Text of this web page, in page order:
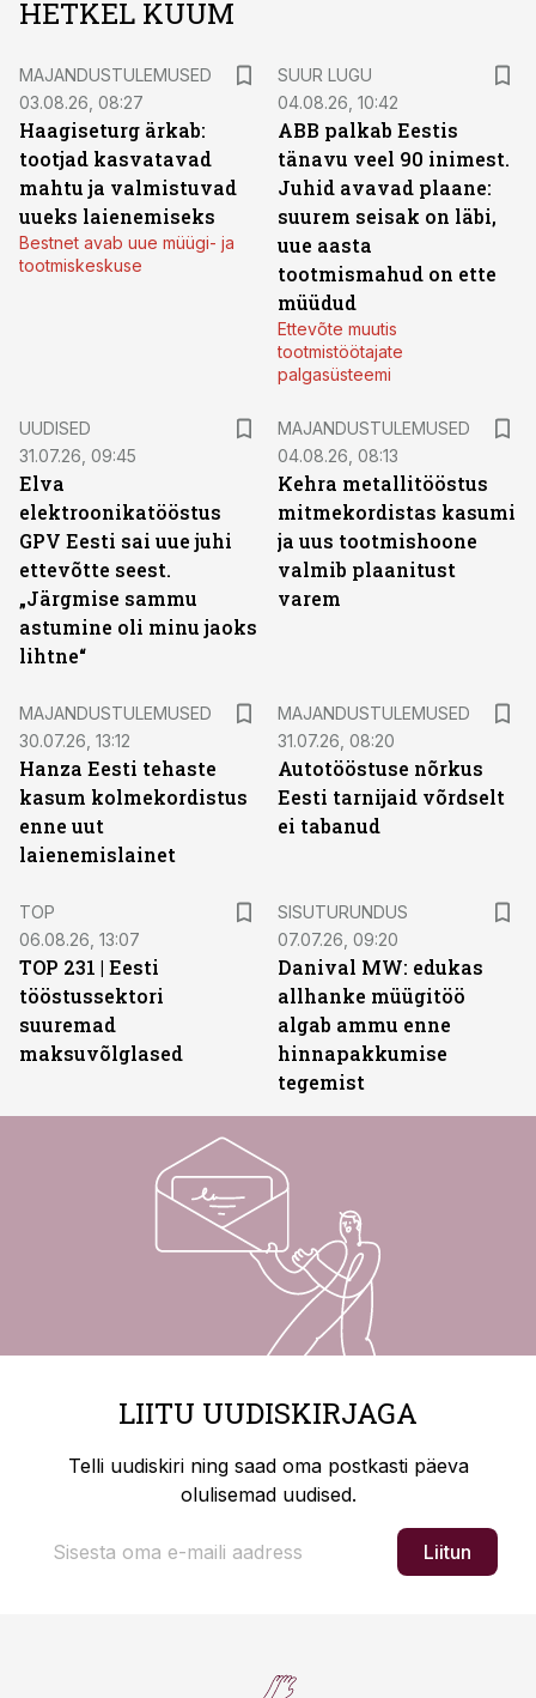
HETKEL KUUM
MAJANDUSTULEMUSED
03.08.26, 08:27
Haagiseturg ärkab:
tootjad kasvatavad
mahtu ja valmistuvad
uueks laienemiseks
Bestnet avab uue müügi- ja
tootmiskeskuse
SUUR LUGU
04.08.26, 10:42
ABB palkab Eestis
tänavu veel 90 inimest.
Juhid avavad plaane:
suurem seisak on läbi,
uue aasta
tootmismahud on ette
müüdud
Ettevõte muutis
tootmistöötajate
palgasüsteemi
UUDISED
31.07.26, 09:45
Elva
elektroonikatööstus
GPV Eesti sai uue juhi
ettevõtte seest.
„Järgmise sammu
astumine oli minu jaoks
lihtne“
MAJANDUSTULEMUSED
04.08.26, 08:13
Kehra metallitööstus
mitmekordistas kasumi
ja uus tootmishoone
valmib plaanitust
varem
MAJANDUSTULEMUSED
30.07.26, 13:12
Hanza Eesti tehaste
kasum kolmekordistus
enne uut
laienemislainet
MAJANDUSTULEMUSED
31.07.26, 08:20
Autotööstuse nõrkus
Eesti tarnijaid võrdselt
ei tabanud
TOP
06.08.26, 13:07
TOP 231 | Eesti
tööstussektori
suuremad
maksuvõlglased
SISUTURUNDUS
07.07.26, 09:20
Danival MW: edukas
allhanke müügitöö
algab ammu enne
hinnapakkumise
tegemist
LIITU UUDISKIRJAGA
Telli uudiskiri ning saad oma postkasti päeva
olulisemad uudised.
Liitun